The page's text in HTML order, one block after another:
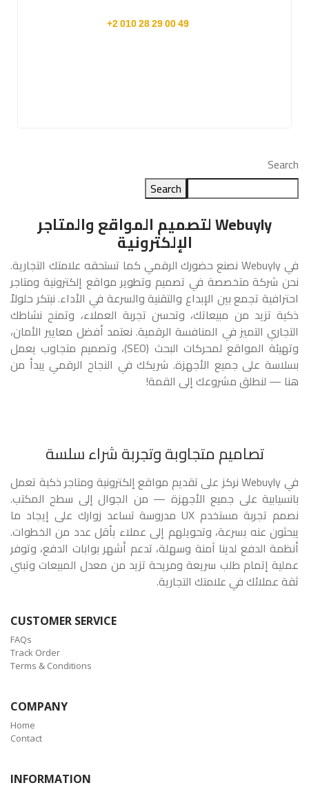
49
00
29
2+
Search
Search
Webuyly لتصميم المواقع والمتاجر
الإلكترونية
في Webuyly نصنع حضورك الرقمي كما تستحقه علامتك التجارية.
نحن شركة متخصصة في تصميم وتطوير مواقع إلكترونية ومتاجر
احترافية تجمع بين الإبداع والتقنية والسرعة في الأداء. نبتكر حلولاً
ذكية تزيد من مبيعاتك، وتحسن تجربة العملاء، وتمنح نشاطك
التجاري التميز في المنافسة الرقمية. نعتمد أفضل معايير الأمان،
وتهيئة المواقع لمحركات البحث (SEO)، وتصميم متجاوب يعمل
بسلاسة على جميع الأجهزة. شريكك في النجاح الرقمي يبدأ من
هنا — لنطلق مشروعك إلى القمة!
تصاميم متجاوبة وتجربة شراء سلسة
في Webuyly نركز على تقديم مواقع إلكترونية ومتاجر ذكية تعمل
بانسيابية على جميع الأجهزة — من الجوال إلى سطح المكتب.
نصمم تجربة مستخدم UX مدروسة تساعد زوارك على إيجاد ما
يبحثون عنه بسرعة، وتحويلهم إلى عملاء بأقل عدد من الخطوات.
أنظمة الدفع لدينا آمنة وسهلة، تدعم أشهر بوابات الدفع، وتوفر
عملية إتمام طلب سريعة ومريحة تزيد من معدل المبيعات وتبني
ثقة عملائك في علامتك التجارية.
CUSTOMER SERVICE
FAQs
Track Order
Terms & Conditions
COMPANY
Home
Contact
INFORMATION